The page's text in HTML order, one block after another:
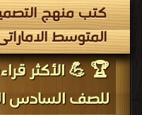
كتب منهج
المتوسط
🏆 💪 الأكثر
للصف السادس